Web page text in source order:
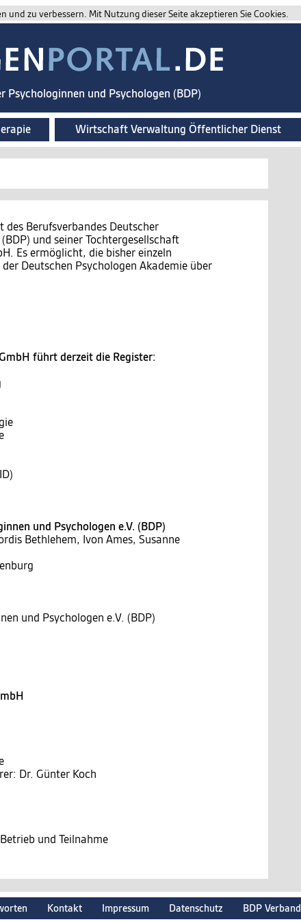
zu verbessern. Mit Nutzung dieser Seite akzeptieren Sie Cookies.
Psychologinnen und Psychologen (BDP)
Wirtschaft Verwaltung Öffentlicher Dienst
des Berufsverbandes Deutscher
und seiner Tochtergesellschaft
Es ermöglicht, die bisher einzeln
Deutschen Psychologen Akademie über
führt derzeit die Register:
und Psychologen e.V. (BDP)
Bethlehem, Ivon Ames, Susanne
und Psychologen e.V. (BDP)
Dr. Günter Koch
und Teilnahme
Kontakt Impressum Datenschutz BDP Verband